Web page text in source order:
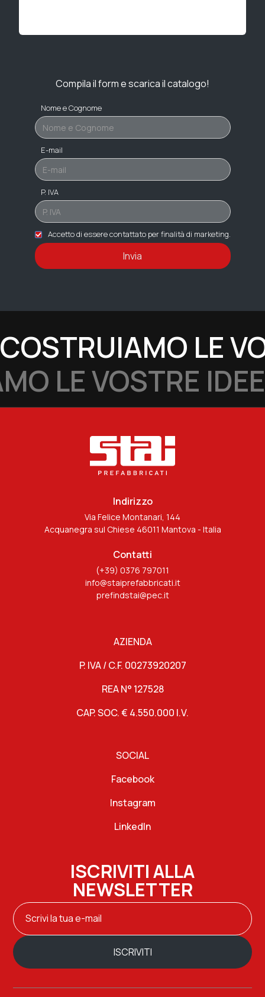
Compila il form e scarica il catalogo!
Nome e Cognome
E-mail
P. IVA
Accetto di essere contattato per finalità di marketing.
COSTRUIAMO LE
LE VOSTRE IDEE
Indirizzo
Via Felice Montanari, 144
Acquanegra sul Chiese 46011 Mantova - Italia
Contatti
(+39) 0376 797011
info@staiprefabbricati.it
prefindstai@pec.it
AZIENDA
P. IVA / C.F. 00273920207
REA N° 127528
CAP. SOC. € 4.550.000 I.V.
SOCIAL
Facebook
Instagram
LinkedIn
ISCRIVITI ALLA
NEWSLETTER